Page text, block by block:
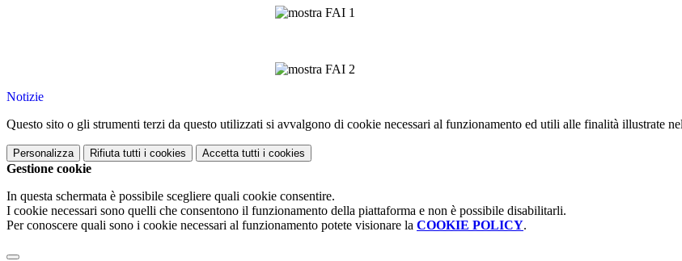
Notizie
Questo sito o gli strumenti terzi da questo utilizzati si avvalgono di cookie necessari al funzionamento ed utili alle finalità illustrate
Personalizza Rifiuta tutti i cookies Accetta tutti i cookies
Gestione cookie
In questa schermata è possibile scegliere quali cookie consentire.
I cookie necessari sono quelli che consentono il funzionamento della piattaforma e non è possibile disabilitarli.
Per conoscere quali sono i cookie necessari al funzionamento potete visionare la COOKIE POLICY.